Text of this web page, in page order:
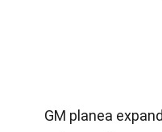
GM planea